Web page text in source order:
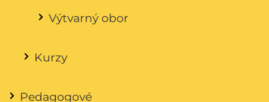
Výtvarný obor
Kurzy
Pedagogové